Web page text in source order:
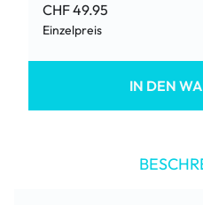
CHF 49.95
Einzelpreis
IN DEN